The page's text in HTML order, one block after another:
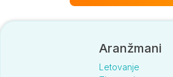
Aranžmani
Letovanje